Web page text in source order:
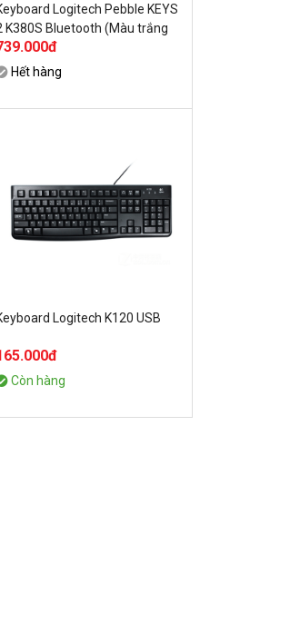
Logitech Pebble KEYS
K380S Bluetooth (Màu trắng
011754)
Hết hàng
Logitech K120 USB
Còn hàng